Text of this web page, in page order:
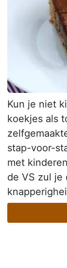
Kun je niet
koekjes als
stap-voor-
met
de VS zul je